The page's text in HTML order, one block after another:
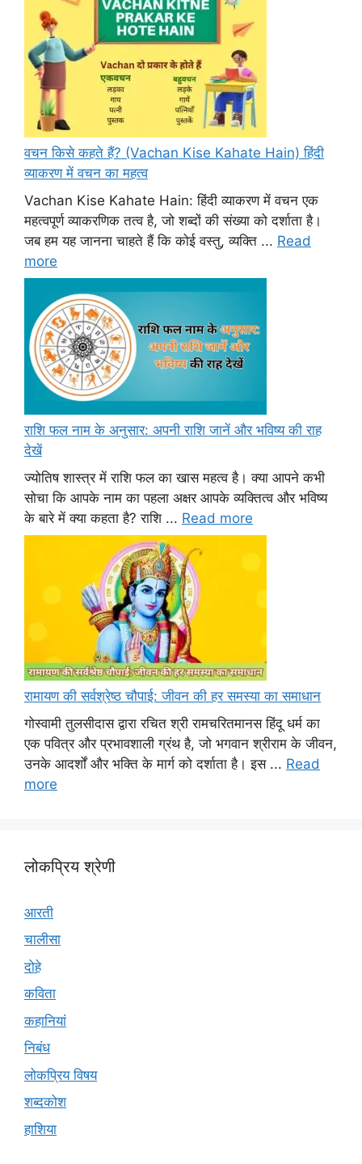
वचन किसे कहते हैं? (Vachan Kise Kahate Hain) हिंदी
व्याकरण में वचन का महत्व
Vachan Kise Kahate Hain: हिंदी व्याकरण में वचन एक
महत्वपूर्ण व्याकरणिक तत्व है, जो शब्दों की संख्या को दर्शाता है।
जब हम यह जानना चाहते हैं कि कोई वस्तु, व्यक्ति ... Read
more
राशि फल नाम के अनुसार: अपनी राशि जानें और भविष्य की राह
देखें
ज्योतिष शास्त्र में राशि फल का खास महत्व है। क्या आपने कभी
सोचा कि आपके नाम का पहला अक्षर आपके व्यक्तित्व और भविष्य
के बारे में क्या कहता है? राशि ... Read more
रामायण की सर्वश्रेष्ठ चौपाई: जीवन की हर समस्या का समाधान
गोस्वामी तुलसीदास द्वारा रचित श्री रामचरितमानस हिंदू धर्म का
एक पवित्र और प्रभावशाली ग्रंथ है, जो भगवान श्रीराम के जीवन,
उनके आदर्शों और भक्ति के मार्ग को दर्शाता है। इस ... Read
more
लोकप्रिय श्रेणी
आरती
चालीसा
दोहे
कविता
कहानियां
निबंध
लोकप्रिय विषय
शब्दकोश
हाशिया